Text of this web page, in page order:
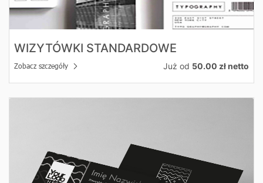
WIZYTÓWKI STANDARDOWE
Już od 50.00 zł netto
Zobacz szczegóły